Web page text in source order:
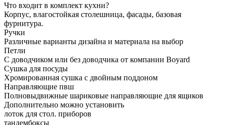
Что входит в комплект кухни?
Корпус, влагостойкая столешница, фасады, базовая
фурнитура.
Ручки
Различные варианты дизайна и материала на выбор
Петли
С доводчиком или без доводчика от компании Boyard
Сушка для посуды
Хромированная сушка с двойным поддоном
Направляющие пвш
Полновыдвижные шариковые направляющие для ящиков
Дополнительно можно установить
лоток для стол. приборов
тандембоксы